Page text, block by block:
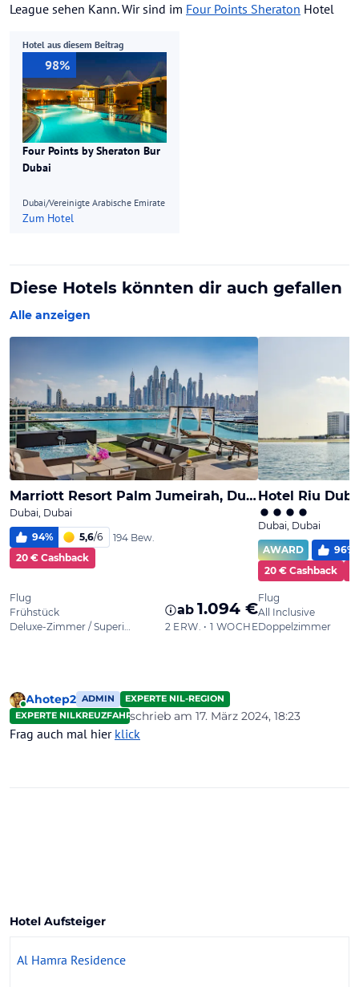
League sehen Kann. Wir sind im Four Points Sheraton Hotel
Hotel aus diesem Beitrag
98%
Four Points by Sheraton Bur
Dubai
Dubai/Vereinigte Arabische Emirate
Zum Hotel
Online
Ahotep2 ADMIN
EXPERTE NIL-REGION
EXPERTE NILKREUZFAHRTENschrieb am 17. März 2024, 18:23
zuletzt editiert von
Frag auch mal hier klick
Hotel Aufsteiger
Al Hamra Residence